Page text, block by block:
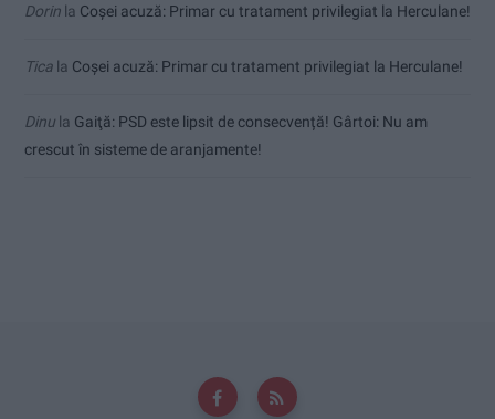
Dorin la Coșei acuză: Primar cu tratament privilegiat la Herculane!
Tica la Coșei acuză: Primar cu tratament privilegiat la Herculane!
Dinu la Gaiţă: PSD este lipsit de consecvență! Gârtoi: Nu am
crescut în sisteme de aranjamente!